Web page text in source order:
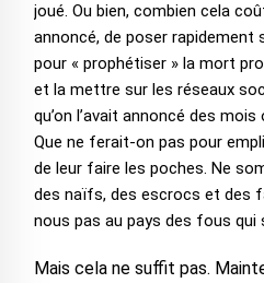
joué. Ou bien, combien cela
annoncé, de poser rapidement
pour « prophétiser » la mort
et la mettre sur les réseaux
qu’on l’avait annoncé des
Que ne ferait-on pas pour
de leur faire les poches. Ne
des naïfs, des escrocs et des
nous pas au pays des fous qui
Mais cela ne suffit pas.